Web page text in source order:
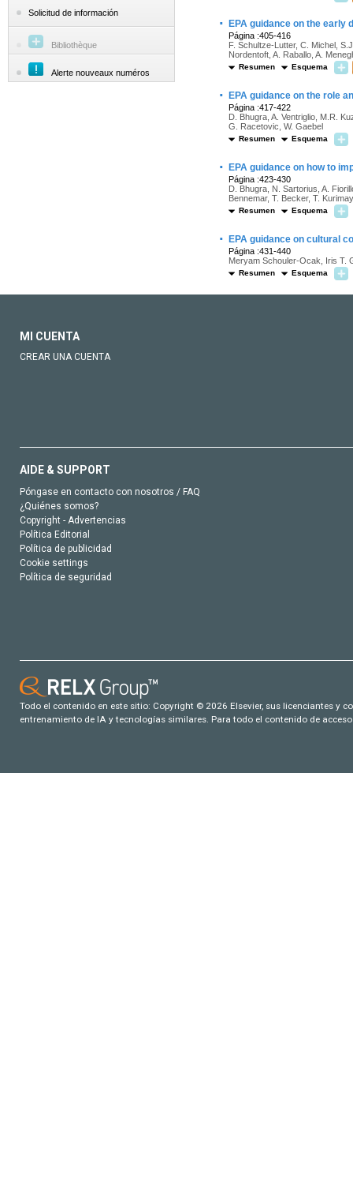
Solicitud de información
Bibliothèque
Alerte nouveaux numéros
· EPA guidance on the
Página :405-416
F. Schultze-Lutter, C. Michel,
Nordentoft, A. Raballo, A.
Resumen Esquema
· EPA guidance on the role
Página :417-422
D. Bhugra, A. Ventriglio, M.R.
G. Racetovic, W. Gaebel
Resumen Esquema
· EPA guidance on how to
Página :423-430
D. Bhugra, N. Sartorius, A.
Bennemar, T. Becker, T.
Resumen Esquema
· EPA guidance on cultural
Página :431-440
Meryam Schouler-Ocak, Iris T.
Resumen Esquema
MI CUENTA
CREAR UNA CUENTA
AIDE & SUPPORT
Póngase en contacto con nosotros / FAQ
¿Quiénes somos?
Copyright - Advertencias
Política Editorial
Política de publicidad
Cookie settings
Política de seguridad
Todo el contenido en este sitio: Copyright © 2026 Elsevier, sus licenciantes y
entrenamiento de IA y tecnologías similares. Para todo el contenido de